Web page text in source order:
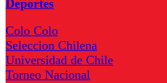
Deportes
Colo Colo
Seleccion Chilena
Universidad de Chile
Torneo Nacional